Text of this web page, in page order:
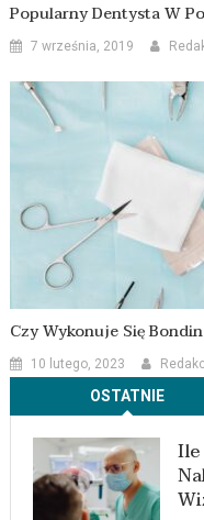
Popularny Dentysta W
7 września, 2019
Czy Wykonuje Się
10 lutego, 2023
OSTATNIE
Ile